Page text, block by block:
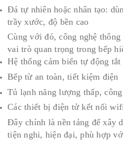
Đá tự nhiên hoặc nhân tạo:
trầy xước, độ bền cao
Cùng với đó, công nghệ
vai trò quan trọng trong bếp
Hệ thống cảm biến tự động
Bếp từ an toàn, tiết kiệm điện
Tủ lạnh năng lượng thấp,
Các thiết bị điện tử kết nối
Đây chính là nền tảng để xây
tiện nghi, hiện đại, phù hợp